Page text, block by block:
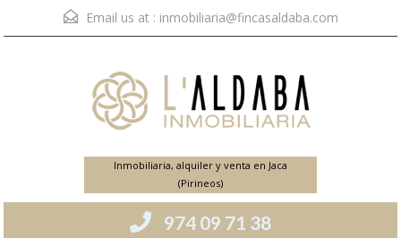
Email us at : inmobiliaria@fincasaldaba.com
Inmobiliaria, alquiler y venta en Jaca
(Pirineos)
974 09 71 38